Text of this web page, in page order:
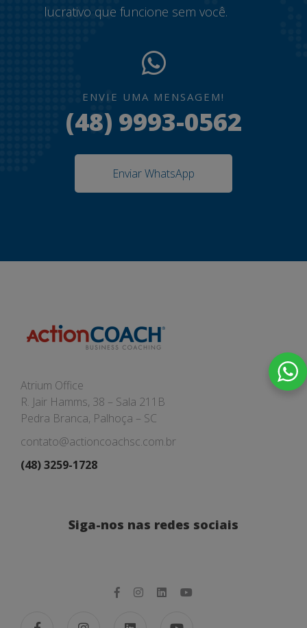
lucrativo que funcione sem você.
ENVIE UMA MENSAGEM!
(48) 9993-0562
Enviar WhatsApp
Atrium Office
R. Jair Hamms, 38 – Sala 211B
Pedra Branca, Palhoça – SC
contato@actioncoachsc.com.br
(48) 3259-1728
Siga-nos nas redes sociais